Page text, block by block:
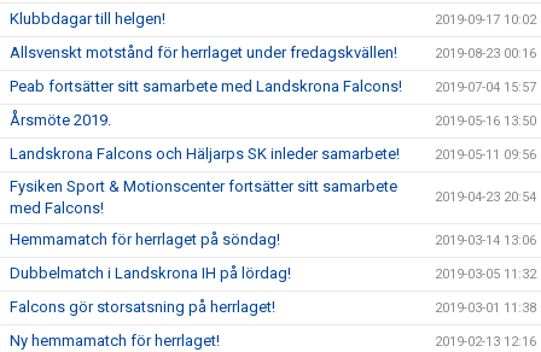
Klubbdagar till helgen! 2019-09-17 10:02
Allsvenskt motstånd för herrlaget under fredagskvällen! 2019-08-23 00:16
Peab fortsätter sitt samarbete med Landskrona Falcons! 2019-07-04 15:57
Årsmöte 2019. 2019-05-16 13:50
Landskrona Falcons och Häljarps SK inleder samarbete! 2019-05-11 09:56
Fysiken Sport & Motionscenter fortsätter sitt samarbete
med Falcons!
2019-04-23 20:54
Hemmamatch för herrlaget på söndag! 2019-03-14 13:06
Dubbelmatch i Landskrona IH på lördag! 2019-03-05 11:32
Falcons gör storsatsning på herrlaget! 2019-03-01 11:38
Ny hemmamatch för herrlaget! 2019-02-13 12:16